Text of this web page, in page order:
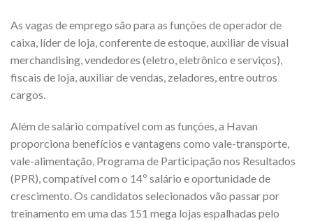
As vagas de emprego são para as funções de operador de
caixa, líder de loja, conferente de estoque, auxiliar de visual
merchandising, vendedores (eletro, eletrônico e serviços),
fiscais de loja, auxiliar de vendas, zeladores, entre outros
cargos.
Além de salário compatível com as funções, a Havan
proporciona benefícios e vantagens como vale-transporte,
vale-alimentação, Programa de Participação nos Resultados
(PPR), compatível com o 14º salário e oportunidade de
crescimento. Os candidatos selecionados vão passar por
treinamento em uma das 151 mega lojas espalhadas pelo